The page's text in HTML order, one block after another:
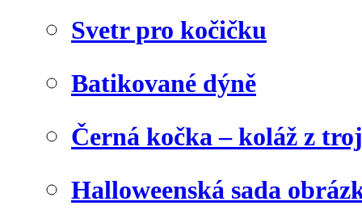
Svetr pro kočičku
Batikované dýně
Černá kočka – koláž z
Halloweenská sada